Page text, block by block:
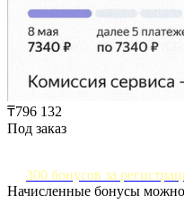
₸796 132
Под заказ
300 бонусов за
Начисленные бонусы можно